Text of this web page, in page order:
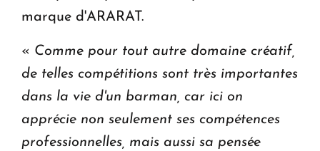
marque d'ARARAT.
« Comme pour tout autre domaine créatif,
de telles compétitions sont très importantes
dans la vie d'un barman, car ici on
apprécie non seulement ses compétences
professionnelles, mais aussi sa pensée